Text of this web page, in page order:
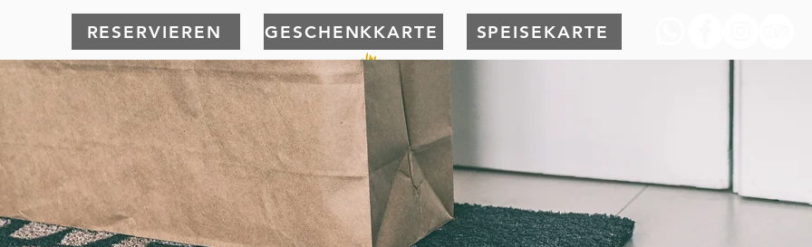
RESERVIEREN GESCHENKKARTE SPEISEKARTE